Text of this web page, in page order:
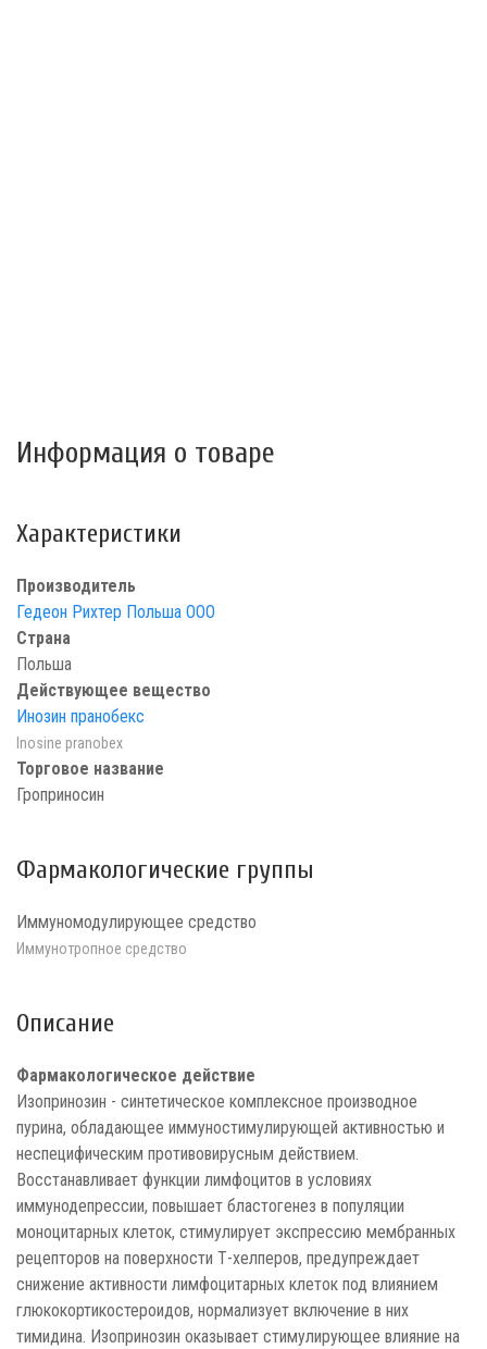
Информация о товаре
Характеристики
Производитель
Гедеон Рихтер Польша ООО
Страна
Польша
Действующее вещество
Инозин пранобекс
Inosine pranobex
Торговое название
Гроприносин
Фармакологические группы
Иммуномодулирующее средство
Иммунотропное средство
Описание
Фармакологическое действие
Изопринозин - синтетическое комплексное производное
пурина, обладающее иммуностимулирующей активностью и
неспецифическим противовирусным действием.
Восстанавливает функции лимфоцитов в условиях
иммунодепрессии, повышает бластогенез в популяции
моноцитарных клеток, стимулирует экспрессию мембранных
рецепторов на поверхности Т-хелперов, предупреждает
снижение активности лимфоцитарных клеток под влиянием
глюкокортикостероидов, нормализует включение в них
тимидина. Изопринозин оказывает стимулирующее влияние на